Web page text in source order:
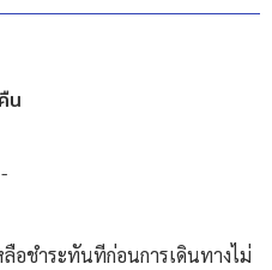
น
-
อชำระทันทีก่อนการเดินทางไม่